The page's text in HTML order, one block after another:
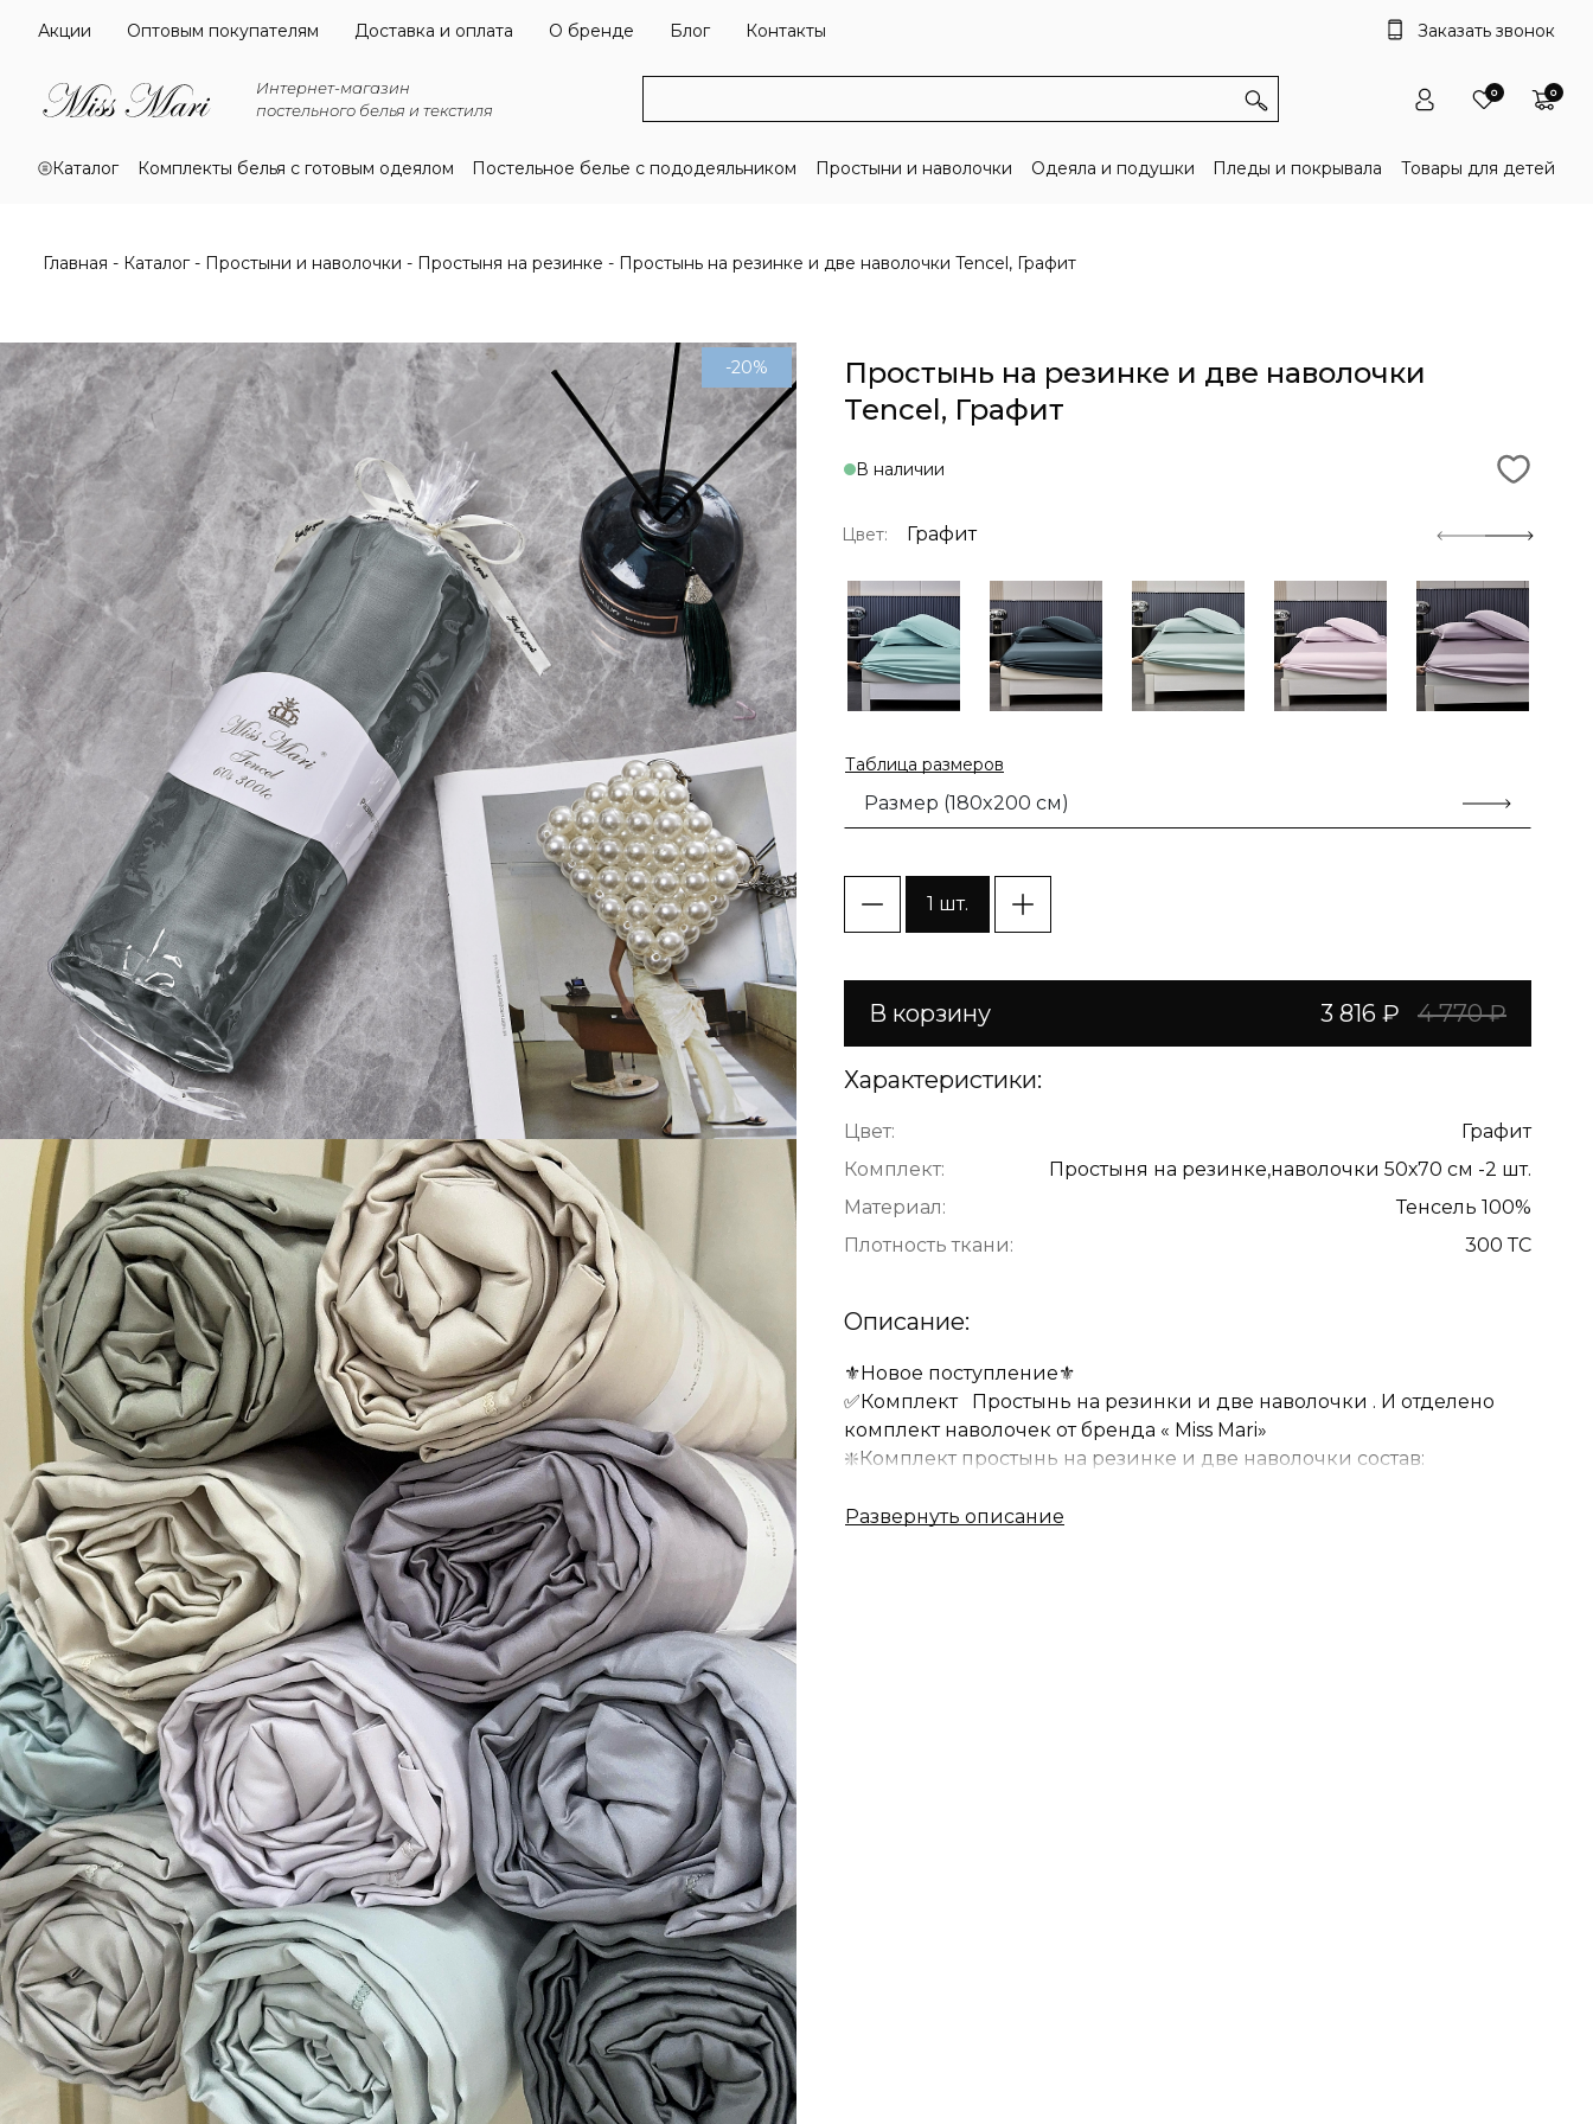
Акции Оптовым покупателям Доставка и оплата О бренде Блог Контакты Заказать звонок
Интернет-магазин
постельного белья и текстиля
0 0
Каталог Комплекты белья с готовым одеялом Постельное белье с пододеяльником Простыни и наволочки Одеяла и подушки Пледы и покрывала Товары для детей
Главная Каталог Простыни и наволочки Простыня на резинке Простынь на резинке и две наволочки Tencel, Графит
-20%
Простынь на резинке и две наволочки
Tencel, Графит
В наличии
Цвет: Графит
Таблица размеров
Размер (180x200 см)
1 шт.
В корзину 3 816 ₽ 4 770 ₽
Характеристики:
Цвет:
Графит
Комплект:
Простыня на резинке,наволочки 50х70 см -2 шт.
Материал:
Тенсель 100%
Плотность ткани:
300 ТС
Описание:
⚜️Новое поступление⚜️
✅Комплект Простынь на резинки и две наволочки . И отделено
комплект наволочек от бренда « Miss Mari»
❇️Комплект простынь на резинке и две наволочки состав:
❇️Наволочки состав: